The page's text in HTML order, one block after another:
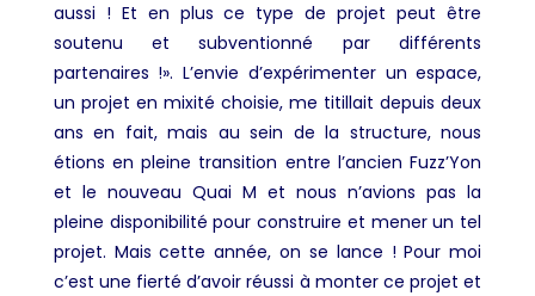
aussi ! Et en plus ce type de projet peut être
soutenu et subventionné par différents
partenaires !». L’envie d’expérimenter un espace,
un projet en mixité choisie, me titillait depuis deux
ans en fait, mais au sein de la structure, nous
étions en pleine transition entre l’ancien Fuzz’Yon
et le nouveau Quai M et nous n’avions pas la
pleine disponibilité pour construire et mener un tel
projet. Mais cette année, on se lance ! Pour moi
c’est une fierté d’avoir réussi à monter ce projet et